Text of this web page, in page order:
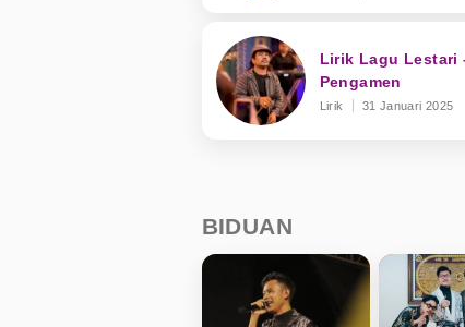
Lirik Lagu Lestari
Pengamen
Lirik 31 Januari 2025
BIDUAN